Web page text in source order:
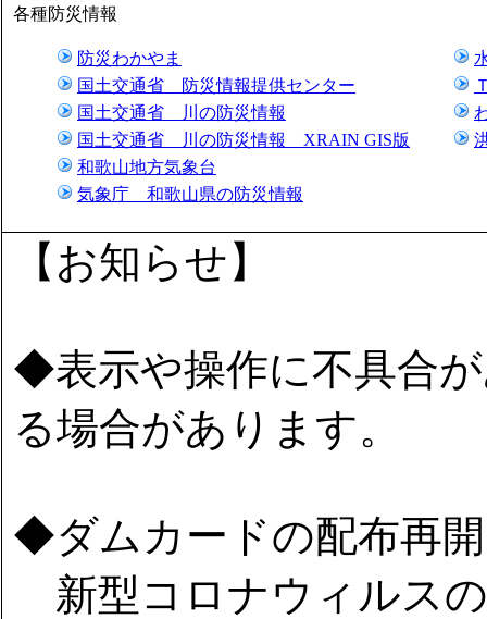
各種防災情報
防災わかやま
国土交通省 防災情報提供センター
国土交通省 川の防災情報
国土交通省 川の防災情報 XRAIN GIS版
和歌山地方気象台
気象庁 和歌山県の防災情報
【お知らせ】
◆表示や操作に不具合
る場合があります。
◆ダムカードの配布再
新型コロナウィルス